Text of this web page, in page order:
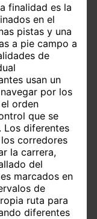
finalidad es la
en el
pistas y una
a pie campo a
de
usan un
por los
orden
que se
Los diferentes
corredores
la carrera,
del
marcados en
de
ruta para
diferentes